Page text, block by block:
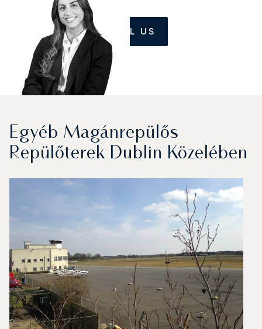
CALL US
Egyéb Magánrepülős
Repülőterek Dublin Közelében